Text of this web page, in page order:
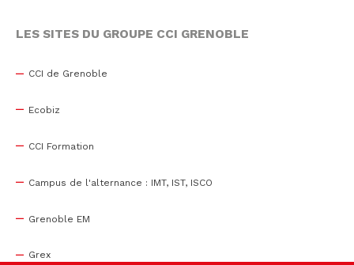
LES SITES DU GROUPE CCI GRENOBLE
CCI de Grenoble
Ecobiz
CCI Formation
Campus de l'alternance : IMT, IST, ISCO
Grenoble EM
Grex